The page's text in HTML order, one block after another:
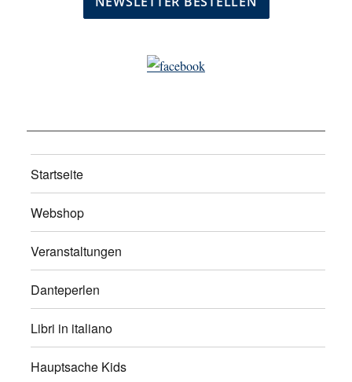
Startseite
Webshop
Veranstaltungen
Danteperlen
Libri in italiano
Hauptsache Kids